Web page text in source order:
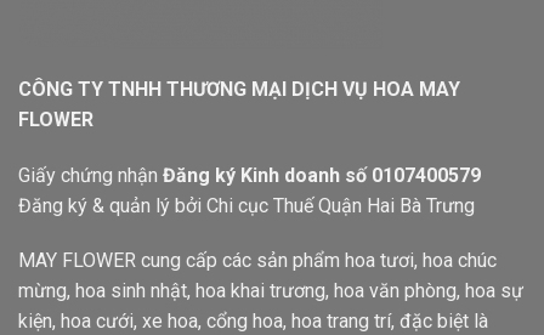
CÔNG TY TNHH THƯƠNG MẠI DỊCH VỤ HOA MAY
FLOWER
Giấy chứng nhận Đăng ký Kinh doanh số 0107400579
Đăng ký & quản lý bởi Chi cục Thuế Quận Hai Bà Trưng
MAY FLOWER cung cấp các sản phẩm hoa tươi, hoa chúc
mừng, hoa sinh nhật, hoa khai trương, hoa văn phòng, hoa sự
kiện, hoa cưới, xe hoa, cổng hoa, hoa trang trí, đặc biệt là